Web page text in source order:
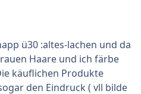
ü30 :altes-lachen und da
Haare und ich färbe
käuflichen Produkte
den Eindruck ( vll bilde